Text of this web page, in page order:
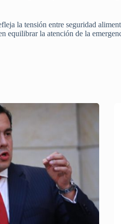
la tensión entre seguridad
equilibrar la atención de la